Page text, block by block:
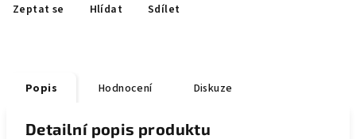
Zeptat se Hlídat Sdílet
Popis Hodnocení Diskuze
Detailní popis produktu